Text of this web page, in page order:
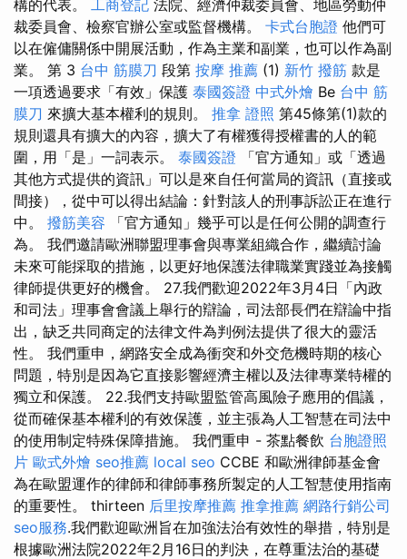
構的代表。 工商登記 法院、經濟仲裁委員會、地區勞動仲
裁委員會、檢察官辦公室或監督機構。 卡式台胞證 他們可
以在僱傭關係中開展活動，作為主業和副業，也可以作為副
業。 第 3 台中 筋膜刀 段第 按摩 推薦 (1) 新竹 撥筋 款是
一項透過要求「有效」保護 泰國簽證 中式外燴 Be 台中 筋
膜刀 來擴大基本權利的規則。 推拿 證照 第45條第(1)款的
規則還具有擴大的內容，擴大了有權獲得授權書的人的範
圍，用「是」一詞表示。 泰國簽證 「官方通知」或「透過
其他方式提供的資訊」可以是來自任何當局的資訊（直接或
間接），從中可以得出結論：針對該人的刑事訴訟正在進行
中。 撥筋美容 「官方通知」幾乎可以是任何公開的調查行
為。 我們邀請歐洲聯盟理事會與專業組織合作，繼續討論
未來可能採取的措施，以更好地保護法律職業實踐並為接觸
律師提供更好的機會。 27.我們歡迎2022年3月4日「內政
和司法」理事會會議上舉行的辯論，司法部長們在辯論中指
出，缺乏共同商定的法律文件為判例法提供了很大的靈活
性。 我們重申，網路安全成為衝突和外交危機時期的核心
問題，特別是因為它直接影響經濟主權以及法律專業特權的
獨立和保護。 22.我們支持歐盟監管高風險子應用的倡議，
從而確保基本權利的有效保護，並主張為人工智慧在司法中
的使用制定特殊保障措施。 我們重申 - 茶點餐飲 台胞證照
片 歐式外燴 seo推薦 local seo CCBE 和歐洲律師基金會
為在歐盟運作的律師和律師事務所製定的人工智慧使用指南
的重要性。 thirteen 后里按摩推薦 推拿推薦 網路行銷公司
seo服務.我們歡迎歐洲旨在加強法治有效性的舉措，特別是
根據歐洲法院2022年2月16日的判決，在尊重法治的基礎